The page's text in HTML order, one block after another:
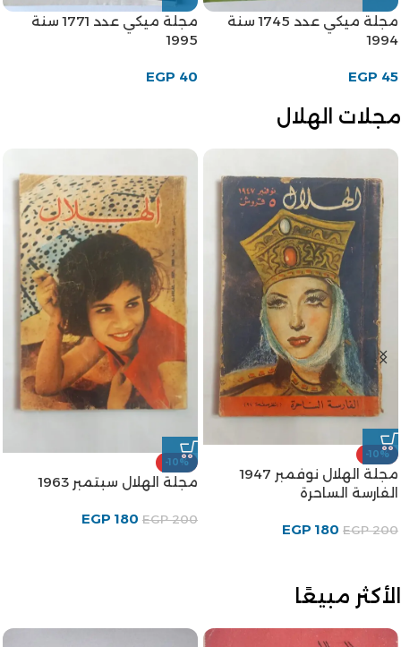
مجلة ميكي عدد 1745 سنة
1994
EGP 45
مجلة ميكي عدد 1771 سنة
1995
EGP 40
مجلات الهلال
-10%
مجلة الهلال نوفمبر 1947
الفارسة الساحرة
EGP200
EGP 180
-10%
مجلة الهلال سبتمبر 1963
EGP200
EGP 180
الأكثر مبيعًا